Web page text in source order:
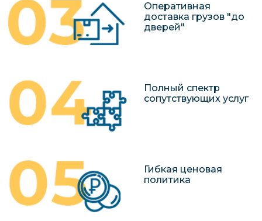
Оперативная
доставка грузов "до
дверей"
Полный спектр
сопутствующих услуг
Гибкая ценовая
политика